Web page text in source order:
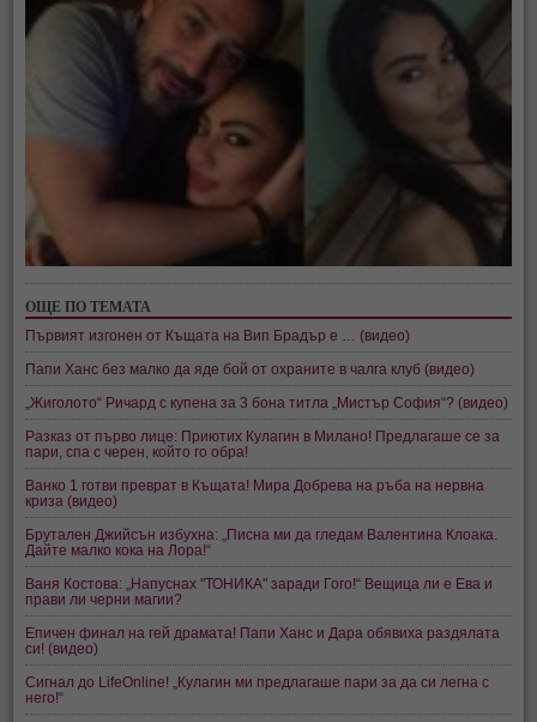
ОЩЕ ПО ТЕМАТА
Първият изгонен от Къщата на Вип Брадър е … (видео)
Папи Ханс без малко да яде бой от охраните в чалга клуб (видео)
„Жиголото“ Ричард с купена за 3 бона титла „Мистър София“? (видео)
Разказ от първо лице: Приютих Кулагин в Милано! Предлагаше се за
пари, спа с черен, който го обра!
Ванко 1 готви преврат в Къщата! Мира Добрева на ръба на нервна
криза (видео)
Брутален Джийсън избухна: „Писна ми да гледам Валентина Клоака.
Дайте малко кока на Лора!“
Ваня Костова: „Напуснах "ТОНИКА" заради Гого!“ Вещица ли е Ева и
прави ли черни магии?
Епичен финал на гей драмата! Папи Ханс и Дара обявиха раздялата
си! (видео)
Сигнал до LifeOnline! „Кулагин ми предлагаше пари за да си легна с
него!“